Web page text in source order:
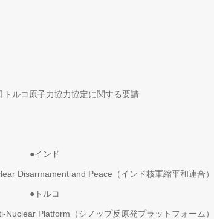
トルコ原子力協力協定に関する要請
Disarmament and Peace（インド核軍縮平和連合）
Nuclear Platform（シノップ反原発プラットフォーム）